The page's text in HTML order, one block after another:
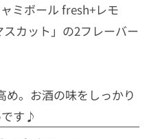
ミボール fresh+レモ
カット」の2フレーバー
め。お酒の味をしっかり
す♪